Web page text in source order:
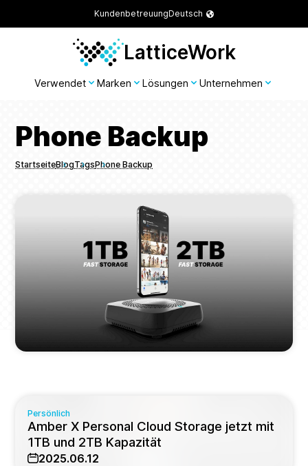
KundenbetreuungDeutsch
LatticeWork
Verwendet Marken Lösungen Unternehmen
Phone Backup
Breadcrumbs
StartseiteBlogTagsPhone Backup
Persönlich
Amber X Personal Cloud Storage jetzt mit
1TB und 2TB Kapazität
2025.06.12